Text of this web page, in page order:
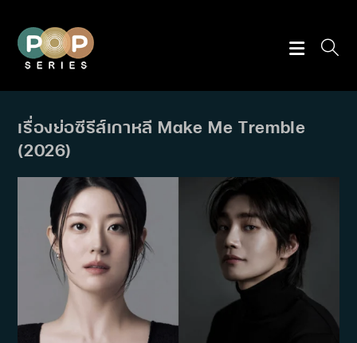
content
เรื่องย่อซีรีส์เกาหลี Make Me Tremble
(2026)